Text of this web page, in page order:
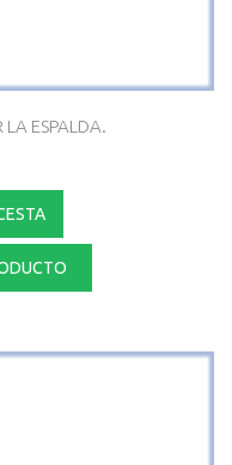
LA ESPALDA.